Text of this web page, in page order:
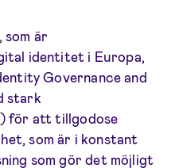
som är
identitet i Europa,
Governance and
stark
för att tillgodose
som är i konstant
som gör det möjligt